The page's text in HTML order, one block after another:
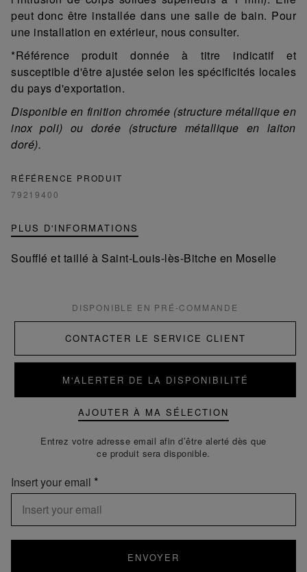
peut donc être installée dans une salle de bain. Pour
une installation en extérieur, nous consulter.
*Référence produit donnée à titre indicatif et
susceptible d'être ajustée selon les spécificités locales
du pays d'exportation.
Disponible en finition chromée (structure métallique en
inox poli) ou dorée (structure métallique en laiton
doré).
RÉFÉRENCE PRODUIT
79219400
PLUS D'INFORMATIONS
Soufflé et taillé à Saint-Louis-lès-Bitche en Moselle
DISPONIBLE EN PRÉ-COMMANDE
CONTACTER LE SERVICE CLIENT
M'ALERTER DE LA DISPONIBILITÉ
AJOUTER À MA SÉLECTION
Entrez votre adresse email afin d’être alerté dès que
ce produit sera disponible.
Insert your email
ENVOYER